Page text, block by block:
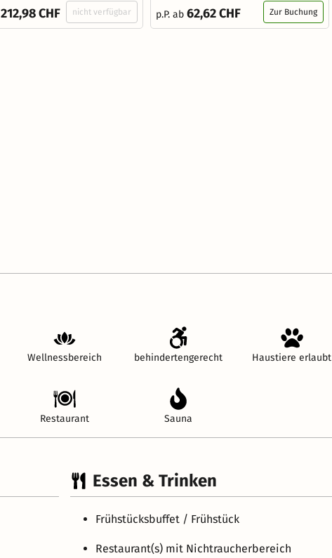
212,98 CHF nicht verfügbar p.P. ab 62,62 CHF Zur Buchung
Wellnessbereich behindertengerecht Haustiere erlaubt
Restaurant Sauna
Essen & Trinken
Frühstücksbuffet / Frühstück
Restaurant(s) mit Nichtraucherbereich